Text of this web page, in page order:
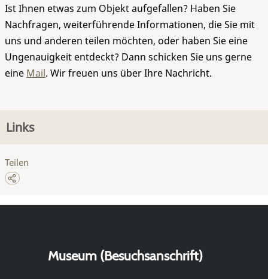
Ist Ihnen etwas zum Objekt aufgefallen? Haben Sie
Nachfragen, weiterführende Informationen, die Sie mit
uns und anderen teilen möchten, oder haben Sie eine
Ungenauigkeit entdeckt? Dann schicken Sie uns gerne
eine Mail. Wir freuen uns über Ihre Nachricht.
Links
Teilen
Museum (Besuchsanschrift)